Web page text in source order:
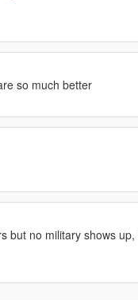
so much better
but no military shows